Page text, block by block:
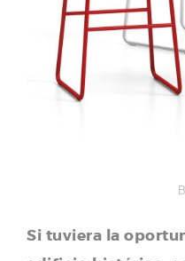
Si tuviera la